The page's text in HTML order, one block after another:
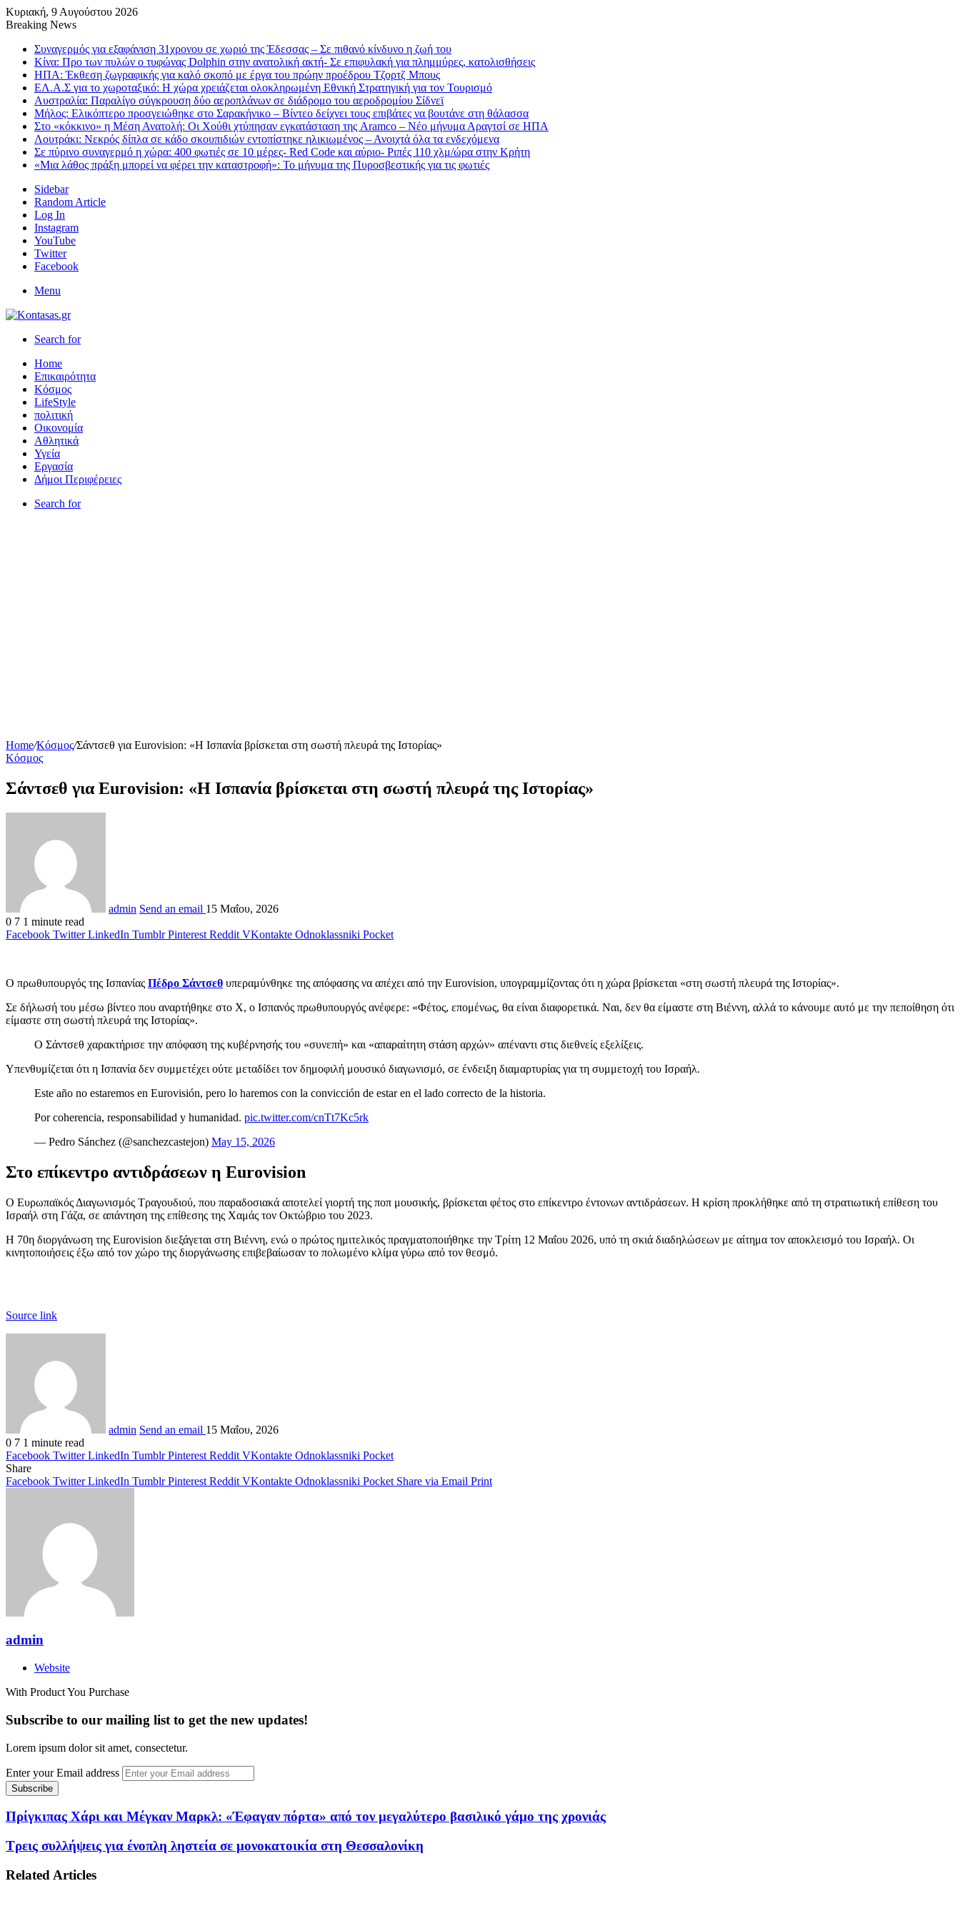
Κυριακή, 9 Αυγούστου 2026
Breaking News
Συναγερμός για εξαφάνιση 31χρονου σε χωριό της Έδεσσας – Σε πιθανό κίνδυνο η ζωή του
Κίνα: Προ των πυλών ο τυφώνας Dolphin στην ανατολική ακτή- Σε επιφυλακή για πλημμύρες, κατολισθήσεις
ΗΠΑ: Έκθεση ζωγραφικής για καλό σκοπό με έργα του πρώην προέδρου Τζορτζ Μπους
ΕΛ.Α.Σ για το χωροταξικό: Η χώρα χρειάζεται ολοκληρωμένη Εθνική Στρατηγική για τον Τουρισμό
Αυστραλία: Παραλίγο σύγκρουση δύο αεροπλάνων σε διάδρομο του αεροδρομίου Σίδνεϊ
Μήλος: Ελικόπτερο προσγειώθηκε στο Σαρακήνικο – Βίντεο δείχνει τους επιβάτες να βουτάνε στη θάλασσα
Στο «κόκκινο» η Μέση Ανατολή: Οι Χούθι χτύπησαν εγκατάσταση της Aramco – Νέο μήνυμα Αραγτσί σε ΗΠΑ
Λουτράκι: Νεκρός δίπλα σε κάδο σκουπιδιών εντοπίστηκε ηλικιωμένος – Ανοιχτά όλα τα ενδεχόμενα
Σε πύρινο συναγερμό η χώρα: 400 φωτιές σε 10 μέρες- Red Code και αύριο- Ριπές 110 χλμ/ώρα στην Κρήτη
«Μια λάθος πράξη μπορεί να φέρει την καταστροφή»: Το μήνυμα της Πυροσβεστικής για τις φωτιές
Sidebar
Random Article
Log In
Instagram
YouTube
Twitter
Facebook
Menu
Search for
Home
Επικαιρότητα
Κόσμος
LifeStyle
πολιτική
Οικονομία
Αθλητικά
Υγεία
Εργασία
Δήμοι Περιφέρειες
Search for
Home/Κόσμος/Σάντσεθ για Eurovision: «Η Ισπανία βρίσκεται στη σωστή πλευρά της Ιστορίας»
Κόσμος
Σάντσεθ για Eurovision: «Η Ισπανία βρίσκεται στη σωστή πλευρά της Ιστορίας»
admin Send an email 15 Μαΐου, 2026
0 7 1 minute read
Facebook Twitter LinkedIn Tumblr Pinterest Reddit VKontakte Odnoklassniki Pocket
Ο πρωθυπουργός της Ισπανίας Πέδρο Σάντσεθ υπεραμύνθηκε της απόφασης να απέχει από την Eurovision, υπογραμμίζοντας ότι η χώρα βρίσκεται «στη σωστή πλευρά της Ιστορίας».
Σε δήλωσή του μέσω βίντεο που αναρτήθηκε στο X, ο Ισπανός πρωθυπουργός ανέφερε: «Φέτος, επομένως, θα είναι διαφορετικά. Ναι, δεν θα είμαστε στη Βιέννη, αλλά το κάνουμε αυτό με την πεποίθηση ότι
είμαστε στη σωστή πλευρά της Ιστορίας».
Ο Σάντσεθ χαρακτήρισε την απόφαση της κυβέρνησής του «συνεπή» και «απαραίτητη στάση αρχών» απέναντι στις διεθνείς εξελίξεις.
Υπενθυμίζεται ότι η Ισπανία δεν συμμετέχει ούτε μεταδίδει τον δημοφιλή μουσικό διαγωνισμό, σε ένδειξη διαμαρτυρίας για τη συμμετοχή του Ισραήλ.
Este año no estaremos en Eurovisión, pero lo haremos con la convicción de estar en el lado correcto de la historia.
Por coherencia, responsabilidad y humanidad. pic.twitter.com/cnTt7Kc5rk
— Pedro Sánchez (@sanchezcastejon) May 15, 2026
Στο επίκεντρο αντιδράσεων η Eurovision
Ο Ευρωπαϊκός Διαγωνισμός Τραγουδιού, που παραδοσιακά αποτελεί γιορτή της ποπ μουσικής, βρίσκεται φέτος στο επίκεντρο έντονων αντιδράσεων. Η κρίση προκλήθηκε από τη στρατιωτική επίθεση του
Ισραήλ στη Γάζα, σε απάντηση της επίθεσης της Χαμάς τον Οκτώβριο του 2023.
Η 70η διοργάνωση της Eurovision διεξάγεται στη Βιέννη, ενώ ο πρώτος ημιτελικός πραγματοποιήθηκε την Τρίτη 12 Μαΐου 2026, υπό τη σκιά διαδηλώσεων με αίτημα τον αποκλεισμό του Ισραήλ. Οι
κινητοποιήσεις έξω από τον χώρο της διοργάνωσης επιβεβαίωσαν το πολωμένο κλίμα γύρω από τον θεσμό.
Source link
admin Send an email 15 Μαΐου, 2026
0 7 1 minute read
Facebook Twitter LinkedIn Tumblr Pinterest Reddit VKontakte Odnoklassniki Pocket
Share
Facebook Twitter LinkedIn Tumblr Pinterest Reddit VKontakte Odnoklassniki Pocket Share via Email Print
admin
Website
With Product You Purchase
Subscribe to our mailing list to get the new updates!
Lorem ipsum dolor sit amet, consectetur.
Enter your Email address
Πρίγκιπας Χάρι και Μέγκαν Μαρκλ: «Έφαγαν πόρτα» από τον μεγαλύτερο βασιλικό γάμο της χρονιάς
Τρεις συλλήψεις για ένοπλη ληστεία σε μονοκατοικία στη Θεσσαλονίκη
Related Articles